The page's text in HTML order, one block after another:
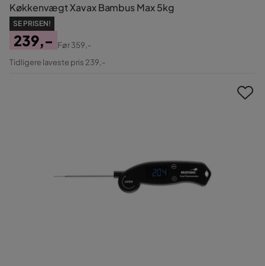
Køkkenvægt Xavax Bambus Max 5kg
SE PRISEN!
Pris
239,-
Original
Før359,-
Tidligere laveste pris 239,-